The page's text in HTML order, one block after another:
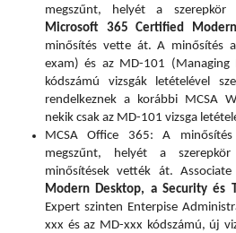
megszűnt, helyét a szerepkör
Microsoft 365 Certified
minősítés vette át. A minősítés
exam) és az MD-101 (Managing
kódszámú vizsgák letételével
rendelkeznek a korábbi MCSA
nekik csak az MD-101 vizsga
MCSA Office 365: A
megszűnt, helyét a
minősítések vették át.
Modern Desktop, a Security és
Expert szinten Enterpise
xxx és az MD-xxx kódszámú, új